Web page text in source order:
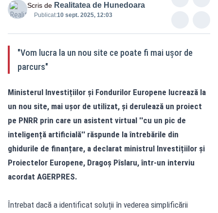
Scris de Realitatea de Hunedoara
Publicat:10 sept. 2025, 12:03
"Vom lucra la un nou site ce poate fi mai ușor de
parcurs"
Ministerul Investițiilor și Fondurilor Europene lucrează la
un nou site, mai ușor de utilizat, și derulează un proiect
pe PNRR prin care un asistent virtual ''cu un pic de
inteligență artificială'' răspunde la întrebările din
ghidurile de finanțare, a declarat ministrul Investițiilor și
Proiectelor Europene, Dragoș Pîslaru, într-un interviu
acordat AGERPRES.
Întrebat dacă a identificat soluții în vederea simplificării